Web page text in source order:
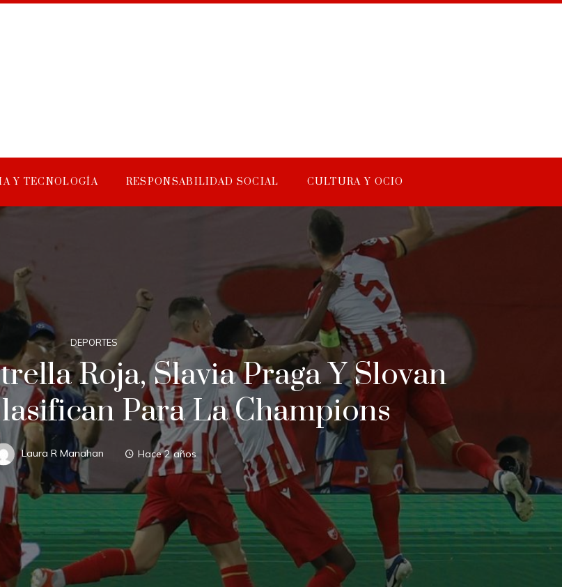
Y TECNOLOGÍA RESPONSABILIDAD SOCIAL CULTURA Y OCIO
DEPORTES
Roja, Slavia Praga Y Slovan
Para La Champions
Laura R Manahan Hace 2 años